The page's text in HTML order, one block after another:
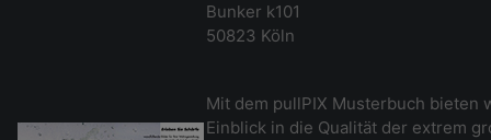
Bunker k101
50823 Köln
Mit dem pullPIX Musterbuch bieten
Einblick in die Qualität der extrem